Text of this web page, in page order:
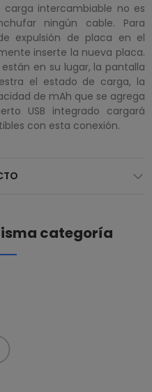
intercambiable no es
ningún cable. Para
expulsión de placa en el
inserte la nueva placa.
en su lugar, la pantalla
el estado de carga, la
de mAh que se agrega
USB integrado cargará
con esta conexión.
categoría